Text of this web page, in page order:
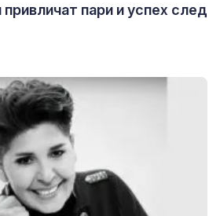
привличат пари и успех след